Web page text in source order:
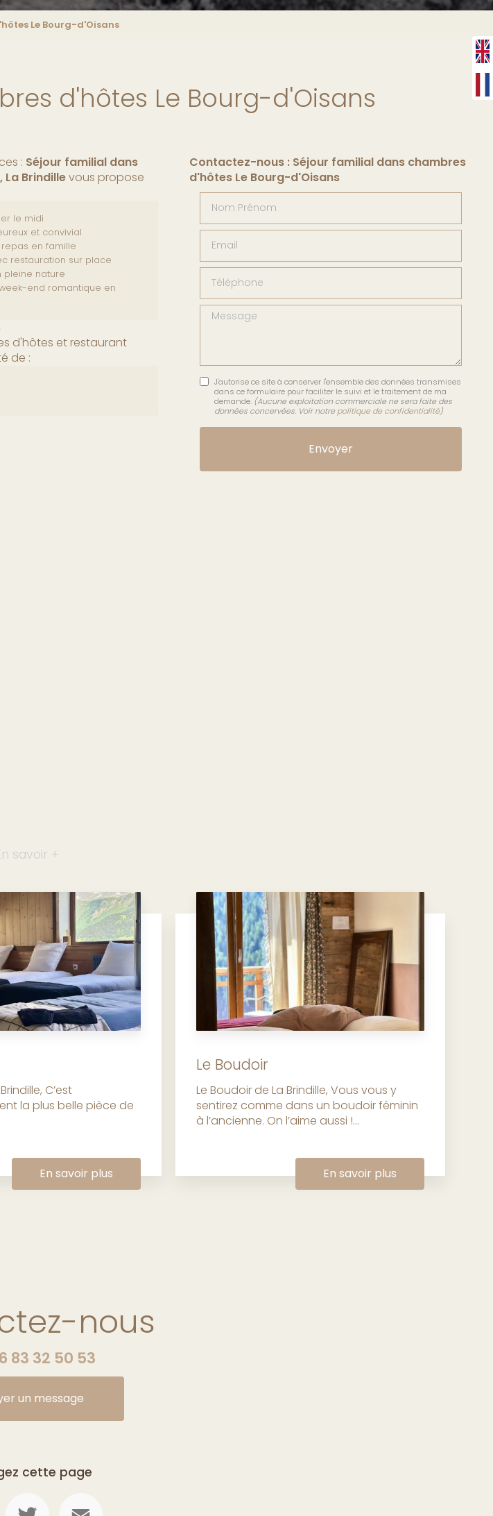
Le Bourg-d'Oisans
d'hôtes Le Bourg-d'Oisans
: Séjour familial dans
Brindillevous propose
le midi
et convivial
en famille
restauration sur place
pleine nature
end romantique en
d'hôtes et restaurant
de :
Contactez-nous : Séjour familial dans chambres
d'hôtes Le Bourg-d'Oisans
Message
J'autorise ce site à conserver l'ensemble des données transmises
dans ce formulaire pour faciliter le suivi et le traitement de ma
demande. (Aucune exploitation commerciale ne sera faite des
données concervées. Voir notre politique de confidentialité)
savoir +
C’est
la plus belle pièce de
En savoir plus
Le Boudoir
Le Boudoir de La Brindille, Vous vous y
sentirez comme dans un boudoir féminin
à l’ancienne. On l’aime aussi !...
En savoir plus
nous
83 32 50 53
un message
cette page